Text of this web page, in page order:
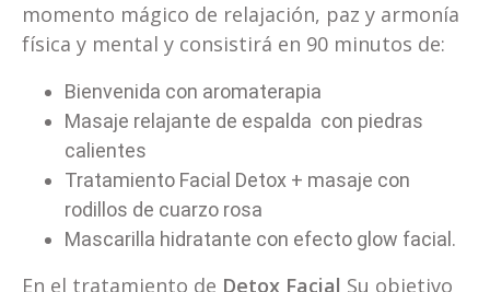
momento mágico de relajación, paz y armonía
física y mental y consistirá en 90 minutos de:
Bienvenida con aromaterapia
Masaje relajante de espalda con piedras
calientes
Tratamiento Facial Detox + masaje con
rodillos de cuarzo rosa
Mascarilla hidratante con efecto glow facial.
En el tratamiento de Detox Facial Su objetivo